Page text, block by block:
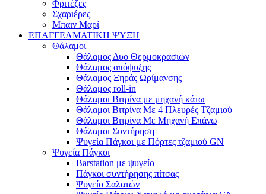
Φριτέζες
Σχαριέρες
Μπαιν Μαρί
ΕΠΑΓΓΕΛΜΑΤΙΚΗ ΨΥΞΗ
Θάλαμοι
Θάλαμος Δυο Θερμοκρασιών
Θάλαμος απόψυξης
Θάλαμος Ξηράς Ωρίμανσης
Θάλαμος roll-in
Θάλαμοι Βιτρίνα με μηχανή κάτω
Θάλαμοι Βιτρίνα Με 4 Πλευρές Τζαμιού
Θάλαμοι Βιτρίνα Με Μηχανή Επάνω
Θάλαμοι Συντήρηση
Ψυγεία Πάγκοι με Πόρτες τζαμιού GN
Ψυγεία Πάγκοι
Barstation με ψυγείο
Πάγκοι συντήρησης πίτσας
Ψυγείο Σαλατών